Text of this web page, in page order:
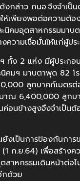
กล่าว กนอ.จึงจำเป็
ห้เพียงพอต่อความต้อ
นิคมอุตสาหกรรมมาบ
ความเชื่อมั่นให้แก่ผู้ป
ทั้ง 2 แห่ง มีผู้ประกอ
นิคมฯ มาบตาพุด 82
ลูกบาศก์เมตร
มาณ 6,400,000 ลูก
อนข้างสูงจึงจำเป็นต้
งเป็นการป้องกันกา
ก.ย.64) เพื่อสร้างค
สาหกรรมเดินหน้าต่อ
กด้วย